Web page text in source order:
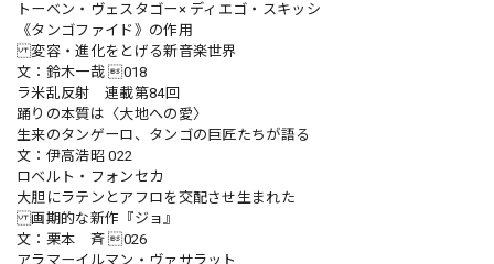
トーベン・ヴェスタゴー× ディエゴ・スキッシ
《タンゴファイド》の作用
変容・進化をとげる新音楽世界
文：鈴木一哉 018
ラ米乱反射 連載第84回
踊りの本質は〈大地への愛〉
生来のタンゲーロ、タンゴの巨匠たちが語る
文：伊高浩昭 022
ロベルト・フォンセカ
大胆にラテンとアフロを交配させ生まれた
画期的な新作『ジョ』
文：栗本 斉 026
アラマーイルマン・ヴァサラット